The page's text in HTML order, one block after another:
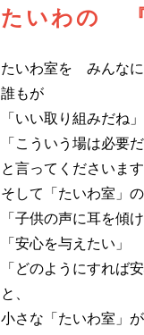
たいわの
たいわ室を みんな
誰もが
「いい取り組みだね」
「こういう場は必要
と言ってくださいま
そして「たいわ室」
「子供の声に耳を傾
「安心を与えたい」
「どのようにすれば
と、
小さな「たいわ室」